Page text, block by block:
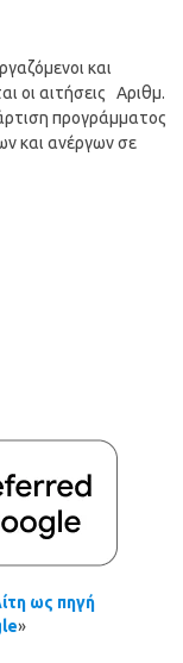
και
οι αιτήσεις Αριθμ.
προγράμματος
και ανέργων σε
ως πηγή
»